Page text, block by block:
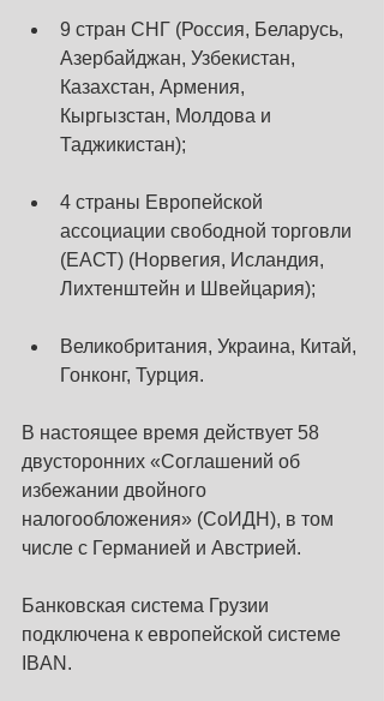
9 стран СНГ (Россия, Беларусь,
Азербайджан, Узбекистан,
Казахстан, Армения,
Кыргызстан, Молдова и
Таджикистан);
4 страны Европейской
ассоциации свободной торговли
(ЕАСТ) (Норвегия, Исландия,
Лихтенштейн и Швейцария);
Великобритания, Украина, Китай,
Гонконг, Турция.
В настоящее время действует 58
двусторонних «Соглашений об
избежании двойного
налогообложения» (СоИДН), в том
числе с Германией и Австрией.
Банковская система Грузии
подключена к европейской системе
IBAN.